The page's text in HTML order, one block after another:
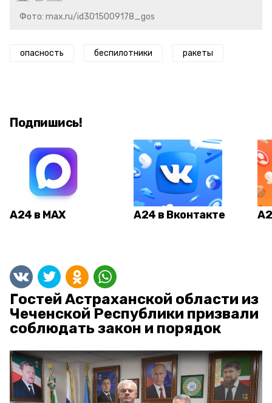
Фото: max.ru/id3015009178_gos
опасность беспилотники ракеты
Подпишись!
А24 в MAX А24 в Вконтакте
Гостей Астраханской области из
Чеченской Республики призвали
соблюдать закон и порядок